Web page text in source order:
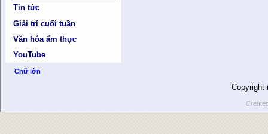
Tin tức
Giải trí cuối tuần
Văn hóa ẩm thực
YouTube
Chữ lớn
Copyright